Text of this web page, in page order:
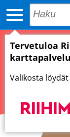
Tervetuloa
Valikosta